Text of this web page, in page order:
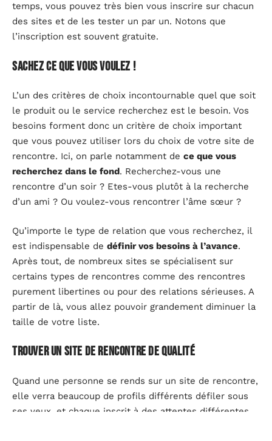
temps, vous pouvez très bien vous inscrire sur chacun
des sites et de les tester un par un. Notons que
l’inscription est souvent gratuite.
Sachez ce que vous voulez !
L’un des critères de choix incontournable quel que soit
le produit ou le service recherchez est le besoin. Vos
besoins forment donc un critère de choix important
que vous pouvez utiliser lors du choix de votre site de
rencontre. Ici, on parle notamment de ce que vous
recherchez dans le fond. Recherchez-vous une
rencontre d’un soir ? Etes-vous plutôt à la recherche
d’un ami ? Ou voulez-vous rencontrer l’âme sœur ?
Qu’importe le type de relation que vous recherchez, il
est indispensable de définir vos besoins à l’avance.
Après tout, de nombreux sites se spécialisent sur
certains types de rencontres comme des rencontres
purement libertines ou pour des relations sérieuses. A
partir de là, vous allez pouvoir grandement diminuer la
taille de votre liste.
trouver un site de rencontre de qualité
Quand une personne se rends sur un site de rencontre,
elle verra beaucoup de profils différents défiler sous
ses yeux, et chaque inscrit à des attentes différentes